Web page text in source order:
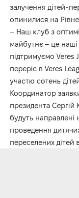
залучення дітей-
опинилися на
– Наш клуб з
майбутнє – це наші
підтримуємо Veres
переріс в Veres
участю сотень
Координатор
президента
будуть направлені
проведення
переселених дітей